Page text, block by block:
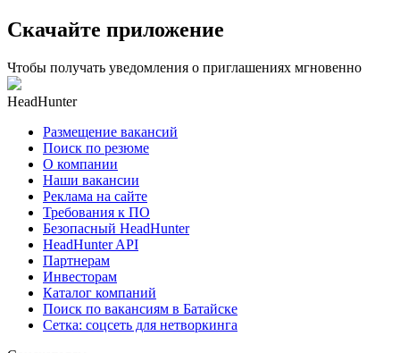
Скачайте приложение
Чтобы получать уведомления о приглашениях мгновенно
HeadHunter
Размещение вакансий
Поиск по резюме
О компании
Наши вакансии
Реклама на сайте
Требования к ПО
Безопасный HeadHunter
HeadHunter API
Партнерам
Инвесторам
Каталог компаний
Поиск по вакансиям в Батайске
Сетка: соцсеть для нетворкинга